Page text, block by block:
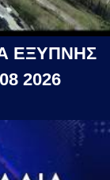
ΕΞΥΠΝΗΣ
2026